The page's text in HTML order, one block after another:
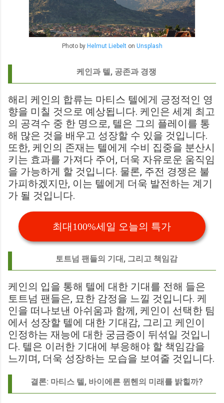
Photo by Helmut Liebelton Unsplash
케인과 텔, 공존과 경쟁
해리 케인의 합류는 마티스 텔에게 긍정적인 영
향을 미칠 것으로 예상됩니다. 케인은 세계 최고
의 공격수 중 한 명으로, 텔은 그의 플레이를 통
해 많은 것을 배우고 성장할 수 있을 것입니다.
또한, 케인의 존재는 텔에게 수비 집중을 분산시
키는 효과를 가져다 주어, 더욱 자유로운 움직임
을 가능하게 할 것입니다. 물론, 주전 경쟁은 불
가피하겠지만, 이는 텔에게 더욱 발전하는 계기
가 될 것입니다.
최대100%세일 오늘의 특가
토트넘 팬들의 기대, 그리고 책임감
케인의 입을 통해 텔에 대한 기대를 전해 들은
토트넘 팬들은, 묘한 감정을 느낄 것입니다. 케
인을 떠나보낸 아쉬움과 함께, 케인이 선택한 팀
에서 성장할 텔에 대한 기대감, 그리고 케인이
인정하는 재능에 대한 궁금증이 뒤섞일 것입니
다. 텔은 이러한 기대에 부응해야 할 책임감을
느끼며, 더욱 성장하는 모습을 보여줄 것입니다.
결론: 마티스 텔, 바이에른 뮌헨의 미래를 밝힐까?